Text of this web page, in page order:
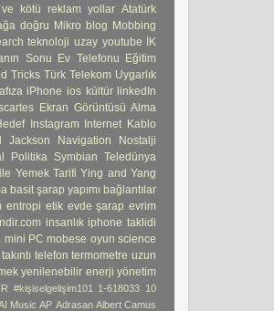
kötü reklam yollar Atatürk
doğru Mikro blog Mobbing
teknoloji uzay youtube İK
Sonu Ev Telefonu Eğitim
Tricks Türk Telekom Uygarlık
iPhone ios kültür linkedIn
Ekran Görüntüsü Alma
Instagram Internet Kablo
Jackson Navigation
Nostalji
Politika Symbian Teledünya
Yemek Tarifi Ying and Yang
basit şarap yapımı bağlantılar
entropi etik evde şarap evrim
insanlık iphone taklidi
mini PC mobese oyun science
takıntı telefon termometre uzun
yenilenebilir enerji yönetim
#kişiselgelişim101 1-618033 10
Music AP Adrasan Albert Camus